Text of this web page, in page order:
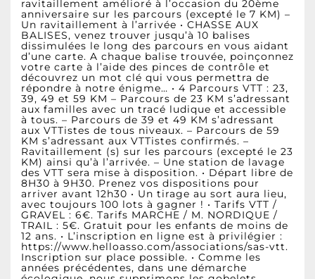
ravitaillement amélioré à l’occasion du 20ème
anniversaire sur les parcours (excepté le 7 KM) –
Un ravitaillement à l’arrivée • CHASSE AUX
BALISES, venez trouver jusqu’à 10 balises
dissimulées le long des parcours en vous aidant
d’une carte. A chaque balise trouvée, poinçonnez
votre carte à l’aide des pinces de contrôle et
découvrez un mot clé qui vous permettra de
répondre à notre énigme… • 4 Parcours VTT : 23,
39, 49 et 59 KM – Parcours de 23 KM s’adressant
aux familles avec un tracé ludique et accessible
à tous. – Parcours de 39 et 49 KM s’adressant
aux VTTistes de tous niveaux. – Parcours de 59
KM s’adressant aux VTTistes confirmés. –
Ravitaillement (s) sur les parcours (excepté le 23
KM) ainsi qu’à l’arrivée. – Une station de lavage
des VTT sera mise à disposition. • Départ libre de
8H30 à 9H30. Prenez vos dispositions pour
arriver avant 12h30 • Un tirage au sort aura lieu,
avec toujours 100 lots à gagner ! • Tarifs VTT /
GRAVEL : 6€. Tarifs MARCHE / M. NORDIQUE /
TRAIL : 5€. Gratuit pour les enfants de moins de
12 ans. • L’inscription en ligne est à privilégier :
https://www.helloasso.com/associations/sas-vtt.
Inscription sur place possible. • Comme les
années précédentes, dans une démarche